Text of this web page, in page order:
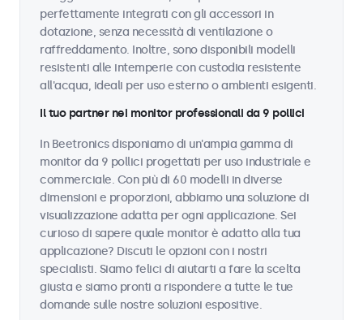
perfettamente integrati con gli accessori in
dotazione, senza necessità di ventilazione o
raffreddamento. Inoltre, sono disponibili modelli
resistenti alle intemperie con custodia resistente
all'acqua, ideali per uso esterno o ambienti esigenti.
Il tuo partner nei monitor professionali da 9 pollici
In Beetronics disponiamo di un'ampia gamma di
monitor da 9 pollici progettati per uso industriale e
commerciale. Con più di 60 modelli in diverse
dimensioni e proporzioni, abbiamo una soluzione di
visualizzazione adatta per ogni applicazione. Sei
curioso di sapere quale monitor è adatto alla tua
applicazione? Discuti le opzioni con i nostri
specialisti. Siamo felici di aiutarti a fare la scelta
giusta e siamo pronti a rispondere a tutte le tue
domande sulle nostre soluzioni espositive.